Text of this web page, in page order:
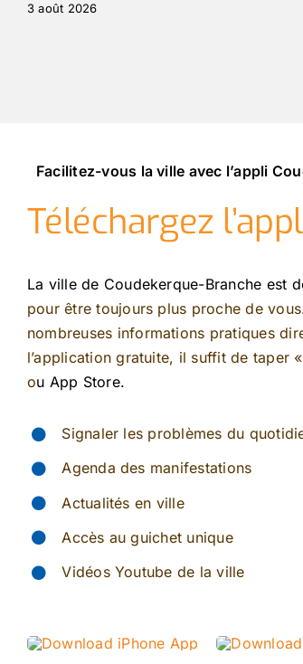
3 août 2026
Facilitez-vous la ville avec l’appli
Téléchargez
La ville de Coudekerque-Branche est
pour être toujours plus proche de
nombreuses informations pratiques
l’application gratuite, il suffit de taper
ou App Store.
Signaler les problèmes du
Agenda des manifestations
Actualités en ville
Accès au guichet unique
Vidéos Youtube de la ville